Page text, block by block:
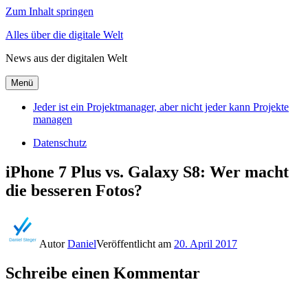
Zum Inhalt springen
Alles über die digitale Welt
News aus der digitalen Welt
Menü
Jeder ist ein Projektmanager, aber nicht jeder kann Projekte
managen
Datenschutz
iPhone 7 Plus vs. Galaxy S8: Wer macht
die besseren Fotos?
AutorDanielVeröffentlicht am 20. April 2017
Schreibe einen Kommentar